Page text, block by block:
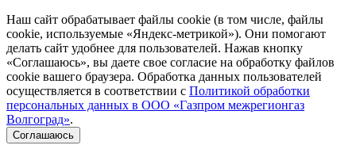
Наш сайт обрабатывает файлы cookie (в том числе, файлы
cookie, используемые «Яндекс-метрикой»). Они помогают
делать сайт удобнее для пользователей. Нажав кнопку
«Соглашаюсь», вы даете свое согласие на обработку файлов
cookie вашего браузера. Обработка данных пользователей
осуществляется в соответствии с Политикой обработки
персональных данных в ООО «Газпром межрегионгаз
Волгоград».
Соглашаюсь